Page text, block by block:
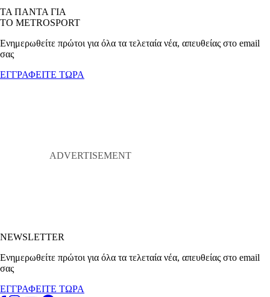
ΤΑ ΠΑΝΤΑ ΓΙΑ
ΤΟ METROSPORT
Ενημερωθείτε πρώτοι για όλα τα τελεταία νέα, απευθείας στο email
σας
ΕΓΓΡΑΦΕΙΤΕ ΤΩΡΑ
NEWSLETTER
Ενημερωθείτε πρώτοι για όλα τα τελεταία νέα, απευθείας στο email
σας
ΕΓΓΡΑΦΕΙΤΕ ΤΩΡΑ